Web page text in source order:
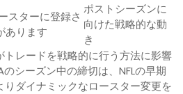
スターに登録さ
あります
ポストシーズンに
向けた戦略的な動
き
トレードを戦略的に行う方法に影響
シーズン中の締切は、NFLの早期
りダイナミックなロースター変更を